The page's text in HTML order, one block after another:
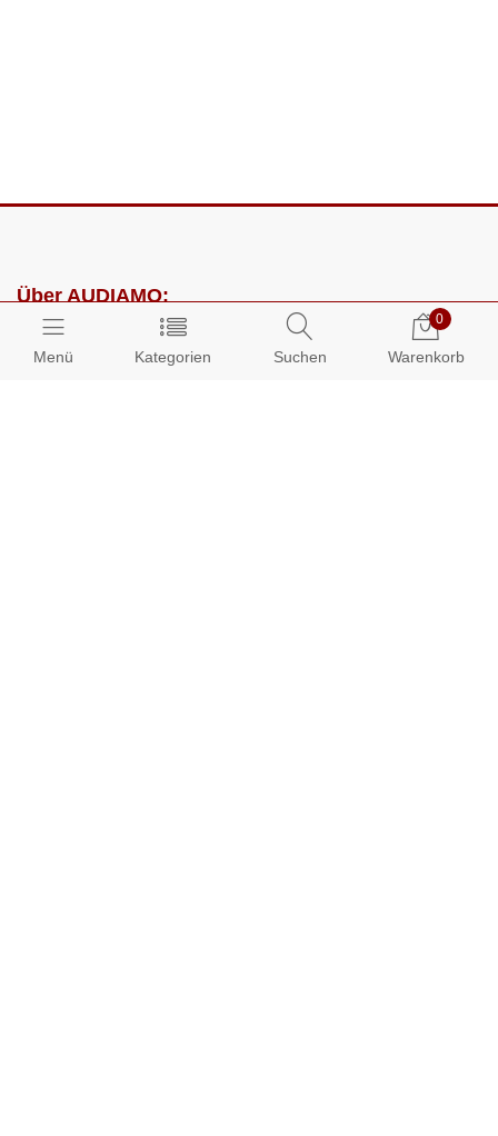
Menü Kategorien Suchen
0
Warenkorb
Über AUDIAMO:
Impressum